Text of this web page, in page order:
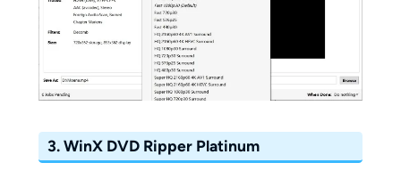
3. WinX DVD Ripper Platinum